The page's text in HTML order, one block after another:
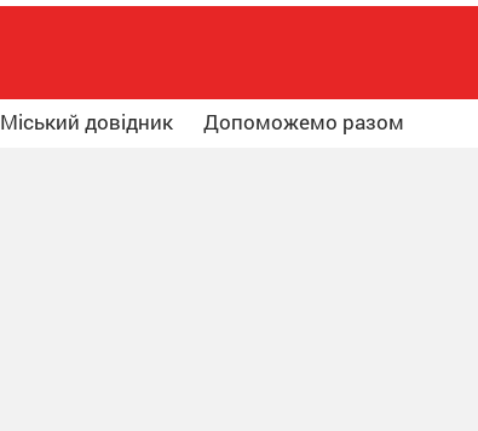
Міський довідник Допоможемо разом